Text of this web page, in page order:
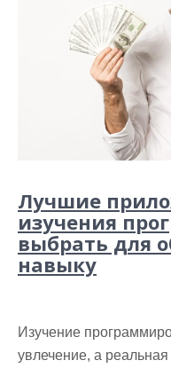
Лучшие
изучения
выбрать для
навыку
Изучение
увлечение, а